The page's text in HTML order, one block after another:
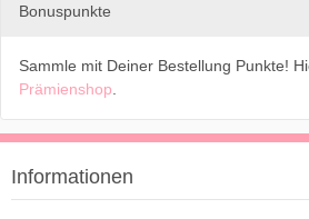
Bonuspunkte
Sammle mit Deiner Bestellung Punkte!
Prämienshop
Informationen